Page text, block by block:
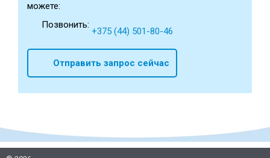
можете:
Позвонить:
+375 (44) 501-80-46
Отправить запрос сейчас